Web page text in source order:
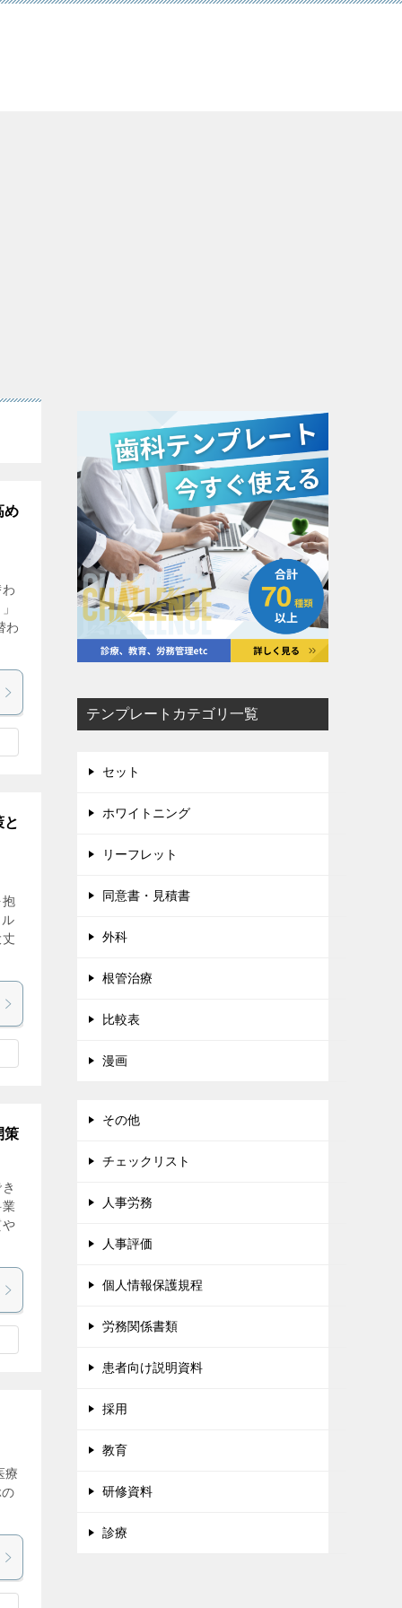
め
わ
抱
策
業
や
療
テンプレートカテゴリ一覧
セット
ホワイトニング
リーフレット
同意書・見積書
外科
根管治療
比較表
漫画
その他
チェックリスト
人事労務
人事評価
個人情報保護規程
労務関係書類
患者向け説明資料
採用
教育
研修資料
診療